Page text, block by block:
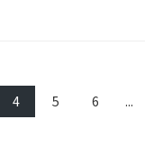
4 5 6
...